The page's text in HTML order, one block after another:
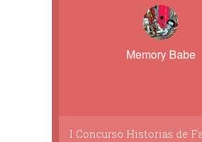
Memory Babe
I Concurso Historias de